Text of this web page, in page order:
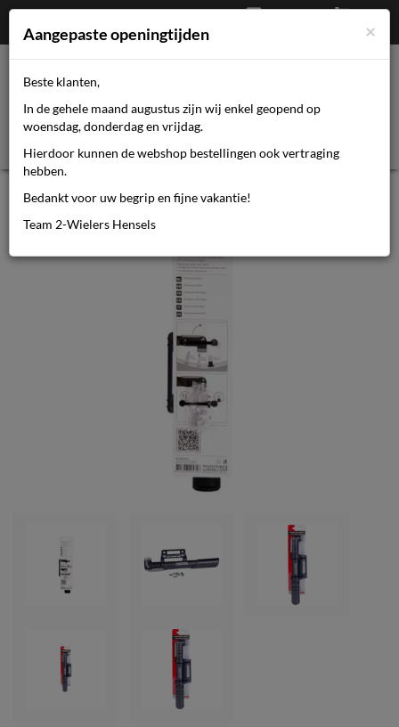
€0,00
Afrekenen
Mijn account
Simson framepomp Basic
×
Aangepaste openingtijden
Beste klanten,
In de gehele maand augustus zijn wij enkel geopend op
woensdag, donderdag en vrijdag.
Hierdoor kunnen de webshop bestellingen ook vertraging
hebben.
Bedankt voor uw begrip en fijne vakantie!
Team 2-Wielers Hensels